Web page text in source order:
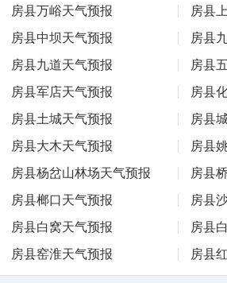
房县万峪天气预报
房县
房县中坝天气预报
房县
房县九道天气预报
房县
房县军店天气预报
房县
房县土城天气预报
房县
房县大木天气预报
房县
房县杨岔山林场天气预报
房县
房县榔口天气预报
房县
房县白窝天气预报
房县
房县窑淮天气预报
房县